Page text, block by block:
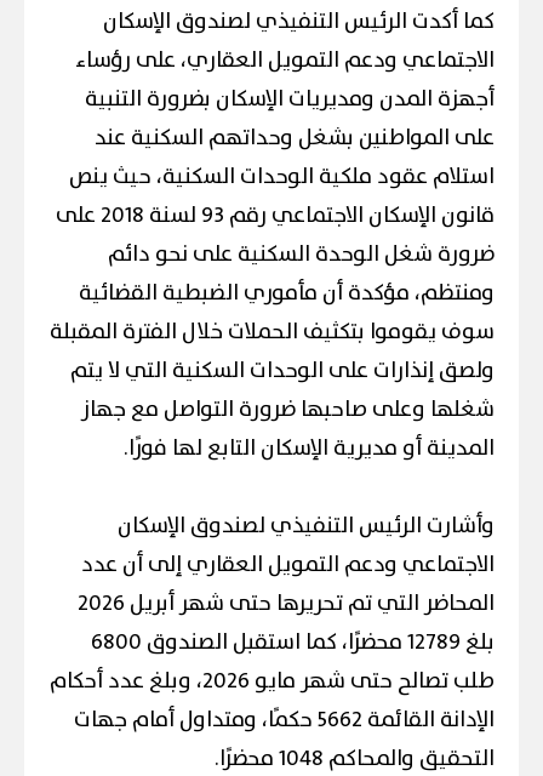
كما أكدت الرئيس التنفيذي لصندوق الإسكان
الاجتماعي ودعم التمويل العقاري، على رؤساء
أجهزة المدن ومديريات الإسكان بضرورة التنبية
على المواطنين بشغل وحداتهم السكنية عند
استلام عقود ملكية الوحدات السكنية، حيث ينص
قانون الإسكان الاجتماعي رقم 93 لسنة 2018 على
ضرورة شغل الوحدة السكنية على نحو دائم
ومنتظم، مؤكدة أن مأموري الضبطية القضائية
سوف يقوموا بتكثيف الحملات خلال الفترة المقبلة
ولصق إنذارات على الوحدات السكنية التي لا يتم
شغلها وعلى صاحبها ضرورة التواصل مع جهاز
المدينة أو مديرية الإسكان التابع لها فورًا.
وأشارت الرئيس التنفيذي لصندوق الإسكان
الاجتماعي ودعم التمويل العقاري إلى أن عدد
المحاضر التي تم تحريرها حتى شهر أبريل 2026
بلغ 12789 محضرًا، كما استقبل الصندوق 6800
طلب تصالح حتى شهر مايو 2026، وبلغ عدد أحكام
الإدانة القائمة 5662 حكمًا، ومتداول أمام جهات
التحقيق والمحاكم 1048 محضرًا.